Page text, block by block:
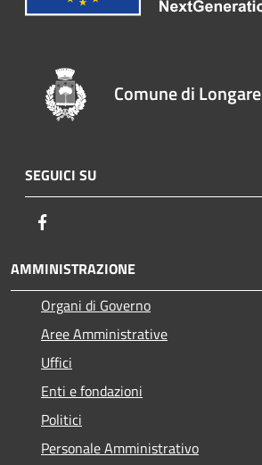
Comune di Longare
SEGUICI SU
AMMINISTRAZIONE
Organi di Governo
Aree Amministrative
Uffici
Enti e fondazioni
Politici
Personale Amministrativo